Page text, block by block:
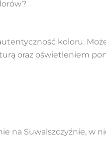
koloru.
oraz oświetleniem
na Suwalszczyźnie, w